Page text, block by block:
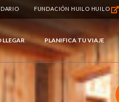
FUNDACIÓN HUILO HUILO
LLEGAR PLANIFICA TU VIAJE